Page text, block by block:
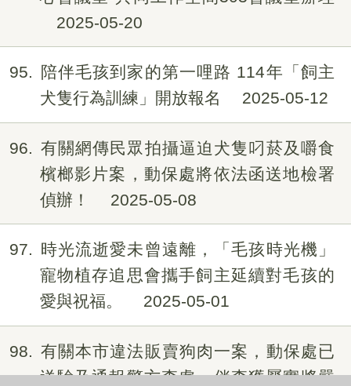
2025-05-20
95
陪伴毛孩到家的第一哩路 114年「飼主
犬隻行為訓練」開放報名
2025-05-12
96
有關網傳民眾拍攝逼迫犬隻叼菸及嚼食
檳榔影片案，動保處將依法函送地檢署
偵辦！
2025-05-08
97
時光流逝愛未曾遠離，「毛孩時光機」
寵物植存追思會攜手飼主延續對毛孩的
愛與祝福。
2025-05-01
98
有關本市違法販賣狗肉一案，動保處已
送驗及通報警方查處，倘查獲屬實將嚴